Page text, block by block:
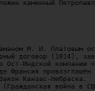
М. И. Платовым
договор (1814),
Ост-Индской компании
Франсия
Канзас-Небраска.
война в